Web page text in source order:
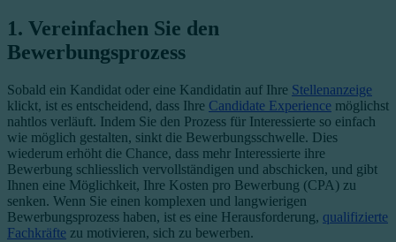
1. Vereinfachen Sie den
Bewerbungsprozess
Sobald ein Kandidat oder eine Kandidatin auf Ihre Stellenanzeige
klickt, ist es entscheidend, dass Ihre Candidate Experience möglichst
nahtlos verläuft. Indem Sie den Prozess für Interessierte so einfach
wie möglich gestalten, sinkt die Bewerbungsschwelle. Dies
wiederum erhöht die Chance, dass mehr Interessierte ihre
Bewerbung schliesslich vervollständigen und abschicken, und gibt
Ihnen eine Möglichkeit, Ihre Kosten pro Bewerbung (CPA) zu
senken. Wenn Sie einen komplexen und langwierigen
Bewerbungsprozess haben, ist es eine Herausforderung, qualifizierte
Fachkräfte zu motivieren, sich zu bewerben.